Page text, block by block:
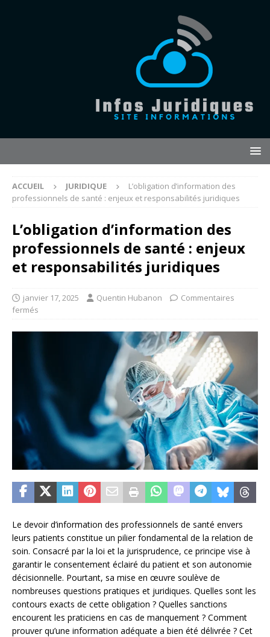
ACCUEIL JURIDIQUE
L’obligation d’information des
professionnels de santé : enjeux et responsabilités juridiques
L’obligation d’information des
professionnels de santé : enjeux
et responsabilités juridiques
janvier 17, 2025 Quentin Hubanon
Commentaires
fermés
Le devoir d’information des professionnels de santé envers
leurs patients constitue un pilier fondamental de la relation de
soin. Consacré par la loi et la jurisprudence, ce principe vise à
garantir le consentement éclairé du patient et son autonomie
décisionnelle. Pourtant, sa mise en œuvre soulève de
nombreuses questions pratiques et juridiques. Quelles sont les
contours exacts de cette obligation ? Quelles sanctions
encourent les praticiens en cas de manquement ? Comment
prouver qu’une information adéquate a bien été délivrée ? Cet